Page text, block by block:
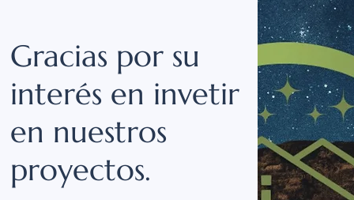
Gracias por su
interés en invetir
en nuestros
proyectos.